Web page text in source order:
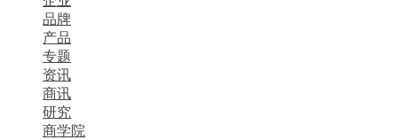
品牌
产品
专题
资讯
商讯
研究
商学院